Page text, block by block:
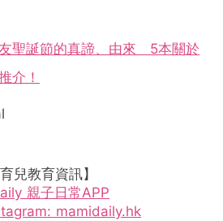
友聖誕節的真諦、由來 5本關於
介！
兒教育資訊】
親子日常APP
mamidaily.hk